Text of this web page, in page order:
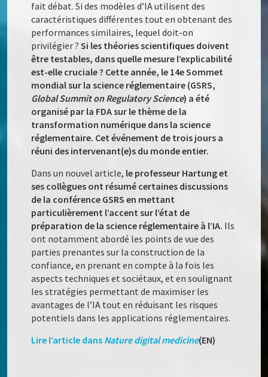
fait débat. Si des modèles d’IA utilisent des
caractéristiques différentes tout en obtenant des
performances similaires, lequel doit-on
privilégier ? Si les théories scientifiques doivent
être testables, dans quelle mesure l’explicabilité
est-elle cruciale ? Cette année, le 14e Sommet
mondial sur la science réglementaire (GSRS,
Global Summit on Regulatory Science) a été
organisé par la FDA sur le thème de la
transformation numérique dans la science
réglementaire. Cet événement de trois jours a
réuni des intervenant(e)s du monde entier.
Dans un nouvel article, le professeur Hartung et
ses collègues ont résumé certaines discussions
de la conférence GSRS en mettant
particulièrement l’accent sur l’état de
préparation de la science réglementaire à l’IA. Ils
ont notamment abordé les points de vue des
parties prenantes sur la construction de la
confiance, en prenant en compte à la fois les
aspects techniques et sociétaux, et en soulignant
les stratégies permettant de maximiser les
avantages de l’IA tout en réduisant les risques
potentiels dans les applications réglementaires.
Lire l’article dans Nature digital medicine(EN)